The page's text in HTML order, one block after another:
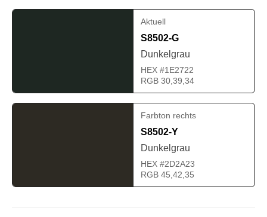
Aktuell
S8502-G
Dunkelgrau
HEX #1E2722
RGB 30,39,34
Farbton rechts
S8502-Y
Dunkelgrau
HEX #2D2A23
RGB 45,42,35